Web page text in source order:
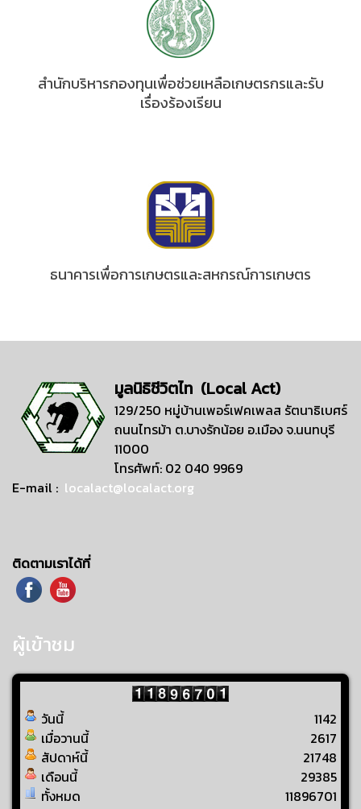
สำนักบริหารกองทุนเพื่อช่วยเหลือเกษตรกรและรับ
เรื่องร้องเรียน
ธนาคารเพื่อการเกษตรและสหกรณ์การเกษตร
มูลนิธิชีวิตไท (Local Act)
129/250 หมู่บ้านเพอร์เฟคเพลส รัตนาธิเบศร์
ถนนไทรม้า ต.บางรักน้อย อ.เมือง จ.นนทบุรี
11000
โทรศัพท์: 02 040 9969
E-mail : localact@localact.org
ติดตามเราได้ที่
ผู้เข้าชม
วันนี้
เมื่อวานนี้
สัปดาห์นี้
เดือนนี้
ทั้งหมด
1142
2617
21748
29385
11896701